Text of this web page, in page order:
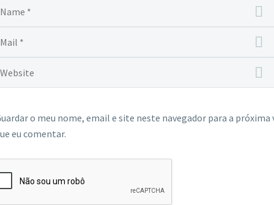
o meu nome, email e site neste navegador para a próxima
eu comentar.